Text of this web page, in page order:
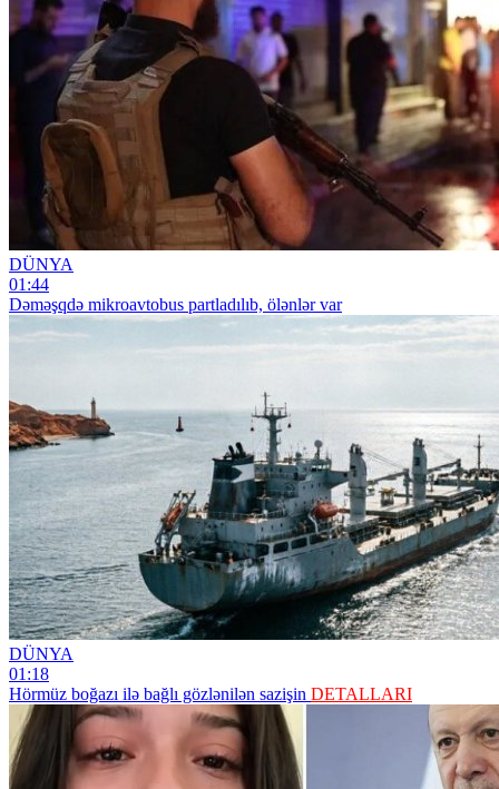
DÜNYA
01:44
Dəməşqdə mikroavtobus partladılıb, ölənlər var
DÜNYA
01:18
Hörmüz boğazı ilə bağlı gözlənilən sazişin DETALLARI